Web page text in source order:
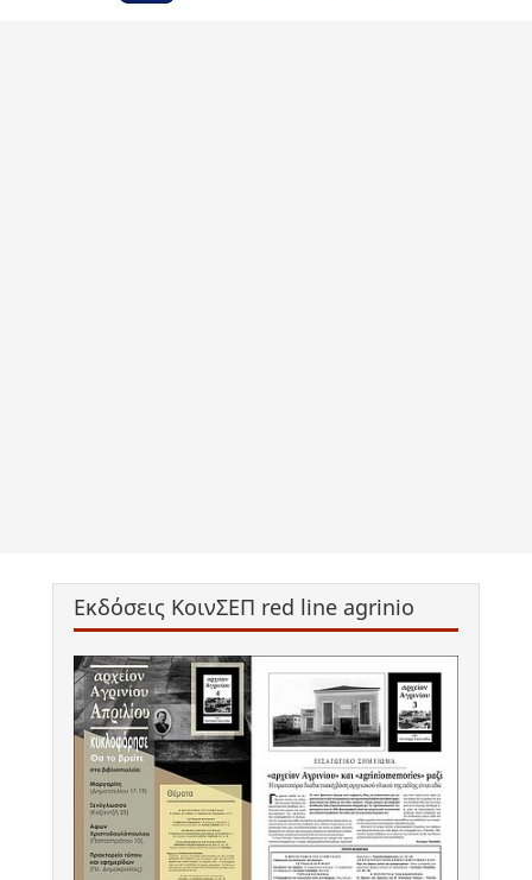
Εκδόσεις ΚοινΣΕΠ red line agrinio